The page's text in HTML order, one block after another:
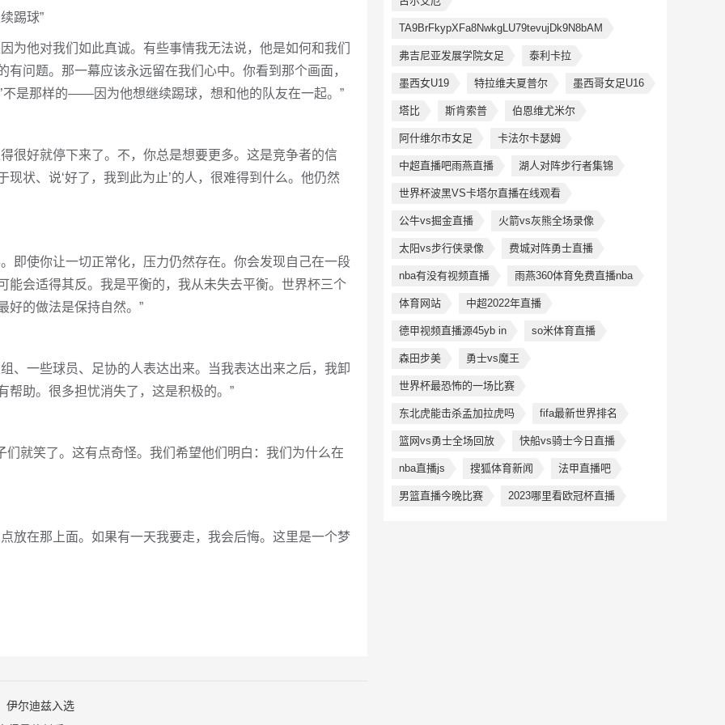
踢球”
为他对我们如此真诚。有些事情我无法说，他是如何和我们
问题。那一幕应该永远留在我们心中。你看到那个画面，
不是那样的——因为他想继续踢球，想和他的队友在一起。”
很好就停下来了。不，你总是想要更多。这是竞争者的信
状、说‘好了，我到此为止’的人，很难得到什么。他仍然
即使你让一切正常化，压力仍然存在。你会发现自己在一段
能会适得其反。我是平衡的，我从未失去平衡。世界杯三个
好的做法是保持自然。”
、一些球员、足协的人表达出来。当我表达出来之后，我卸
帮助。很多担忧消失了，这是积极的。”
们就笑了。这有点奇怪。我们希望他们明白：我们为什么在
放在那上面。如果有一天我要走，我会后悔。这里是一个梦
伊尔迪兹入选
TA9BrFkypXFa8NwkgLU79tevujDk9N8bAM
弗吉尼亚发展学院女足 泰利卡拉
墨西女U19 特拉维夫夏普尔 墨西哥女足U16
塔比 斯肯索普 伯恩维尤米尔
阿什维尔市女足 卡法尔卡瑟姆
中超直播吧雨燕直播 湖人对阵步行者集锦
世界杯波黑VS卡塔尔直播在线观看
公牛vs掘金直播 火箭vs灰熊全场录像
太阳vs步行侠录像 费城对阵勇士直播
nba有没有视频直播 雨燕360体育免费直播nba
体育网站 中超2022年直播
德甲视频直播源45yb in so米体育直播
森田步美 勇士vs魔王
世界杯最恐怖的一场比赛
东北虎能击杀孟加拉虎吗 fifa最新世界排名
篮网vs勇士全场回放 快船vs骑士今日直播
nba直播js 搜狐体育新闻 法甲直播吧
男篮直播今晚比赛 2023哪里看欧冠杯直播